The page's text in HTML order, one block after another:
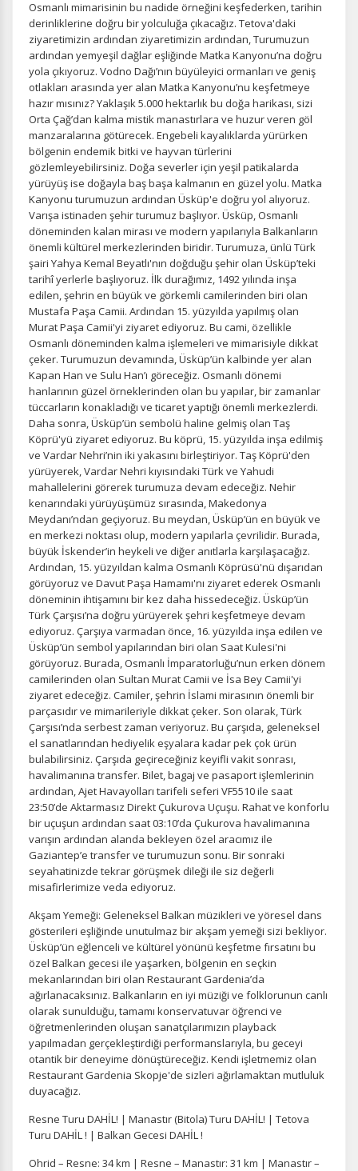
ÇEREZ KULLANIM AYARLARINIZ
Çerez tercihlerinizibelirleyin.
Daha fazla bilgi içinKVKK bilgilendirmemizi ,çerez kullanımve
gizlilik koşullarınıinceleyebilirsiniz.
Zorunlu Çerezler HER ZAMAN AKTIF
Oturum yönetimi, güvenlik ve temel site işlevleri için
gereklidir. Bu çerezler olmadan site düzgün çalışmaz ve
devre dışı bırakılamaz.
İstatistik Çerezleri
Ziyaretçilerin siteyi nasıl kullandığını anonim olarak
ölçeriz. Hangi sayfaların popüler olduğunu ve
kullanıcıların nerede zorluk yaşadığını anlamamıza
yardımcı olur.
Pazarlama Çerezleri
Size ve ilgi alanlarınıza uygun reklamlar göstermek için
kullanılır. Kapatırsanız reklamları görmeye devam
edersiniz, ancak daha az alakalı olabilirler.
Tercihleri Kaydet
Osmanlı mimarisinin bu nadide örneğini keşfederken, tarihin
derinliklerine doğru bir yolculuğa çıkacağız. Tetova'daki
ziyaretimizin ardından ziyaretimizin ardından, Turumuzun
ardından yemyeşil dağlar eşliğinde Matka Kanyonu’na doğru
yola çıkıyoruz. Vodno Dağı’nın büyüleyici ormanları ve geniş
otlakları arasında yer alan Matka Kanyonu’nu keşfetmeye
hazır mısınız? Yaklaşık 5.000 hektarlık bu doğa harikası, sizi
Orta Çağ’dan kalma mistik manastırlara ve huzur veren göl
manzaralarına götürecek. Engebeli kayalıklarda yürürken
bölgenin endemik bitki ve hayvan türlerini
gözlemleyebilirsiniz. Doğa severler için yeşil patikalarda
yürüyüş ise doğayla baş başa kalmanın en güzel yolu. Matka
Kanyonu turumuzun ardından Üsküp'e doğru yol alıyoruz.
Varışa istinaden şehir turumuz başlıyor. Üsküp, Osmanlı
döneminden kalan mirası ve modern yapılarıyla Balkanların
önemli kültürel merkezlerinden biridir. Turumuza, ünlü Türk
şairi Yahya Kemal Beyatlı'nın doğduğu şehir olan Üsküp’teki
tarihî yerlerle başlıyoruz. İlk durağımız, 1492 yılında inşa
edilen, şehrin en büyük ve görkemli camilerinden biri olan
Mustafa Paşa Camii. Ardından 15. yüzyılda yapılmış olan
Murat Paşa Camii'yi ziyaret ediyoruz. Bu cami, özellikle
Osmanlı döneminden kalma işlemeleri ve mimarisiyle dikkat
çeker. Turumuzun devamında, Üsküp’ün kalbinde yer alan
Kapan Han ve Sulu Han’ı göreceğiz. Osmanlı dönemi
hanlarının güzel örneklerinden olan bu yapılar, bir zamanlar
tüccarların konakladığı ve ticaret yaptığı önemli merkezlerdi.
Daha sonra, Üsküp’ün sembolü haline gelmiş olan Taş
Köprü'yü ziyaret ediyoruz. Bu köprü, 15. yüzyılda inşa edilmiş
ve Vardar Nehri’nin iki yakasını birleştiriyor. Taş Köprü'den
yürüyerek, Vardar Nehri kıyısındaki Türk ve Yahudi
mahallelerini görerek turumuza devam edeceğiz. Nehir
kenarındaki yürüyüşümüz sırasında, Makedonya
Meydanı’ndan geçiyoruz. Bu meydan, Üsküp’ün en büyük ve
en merkezi noktası olup, modern yapılarla çevrilidir. Burada,
büyük İskender’in heykeli ve diğer anıtlarla karşılaşacağız.
Ardından, 15. yüzyıldan kalma Osmanlı Köprüsü'nü dışarıdan
görüyoruz ve Davut Paşa Hamamı'nı ziyaret ederek Osmanlı
döneminin ihtişamını bir kez daha hissedeceğiz. Üsküp’ün
Türk Çarşısı’na doğru yürüyerek şehri keşfetmeye devam
ediyoruz. Çarşıya varmadan önce, 16. yüzyılda inşa edilen ve
Üsküp’ün sembol yapılarından biri olan Saat Kulesi'ni
görüyoruz. Burada, Osmanlı İmparatorluğu’nun erken dönem
camilerinden olan Sultan Murat Camii ve İsa Bey Camii'yi
ziyaret edeceğiz. Camiler, şehrin İslami mirasının önemli bir
parçasıdır ve mimarileriyle dikkat çeker. Son olarak, Türk
Çarşısı’nda serbest zaman veriyoruz. Bu çarşıda, geleneksel
el sanatlarından hediyelik eşyalara kadar pek çok ürün
bulabilirsiniz. Çarşıda geçireceğiniz keyifli vakit sonrası,
havalimanına transfer. Bilet, bagaj ve pasaport işlemlerinin
ardından, Ajet Havayolları tarifeli seferi VF5510 ile saat
23:50’de Aktarmasız Direkt Çukurova Uçuşu. Rahat ve konforlu
bir uçuşun ardından saat 03:10’da Çukurova havalimanına
varışın ardından alanda bekleyen özel aracımız ile
Gaziantep’e transfer ve turumuzun sonu. Bir sonraki
seyahatinizde tekrar görüşmek dileği ile siz değerli
misafirlerimize veda ediyoruz.
Akşam Yemeği: Geleneksel Balkan müzikleri ve yöresel dans
gösterileri eşliğinde unutulmaz bir akşam yemeği sizi bekliyor.
Üsküp’ün eğlenceli ve kültürel yönünü keşfetme fırsatını bu
özel Balkan gecesi ile yaşarken, bölgenin en seçkin
mekanlarından biri olan Restaurant Gardenia’da
ağırlanacaksınız. Balkanların en iyi müziği ve folklorunun canlı
olarak sunulduğu, tamamı konservatuvar öğrenci ve
öğretmenlerinden oluşan sanatçılarımızın playback
yapılmadan gerçekleştirdiği performanslarıyla, bu geceyi
otantik bir deneyime dönüştüreceğiz. Kendi işletmemiz olan
Restaurant Gardenia Skopje'de sizleri ağırlamaktan mutluluk
duyacağız.
Resne Turu DAHİL! | Manastır (Bitola) Turu DAHİL! | Tetova
Turu DAHİL ! | Balkan Gecesi DAHİL !
Ohrid – Resne: 34 km | Resne – Manastır: 31 km | Manastır –